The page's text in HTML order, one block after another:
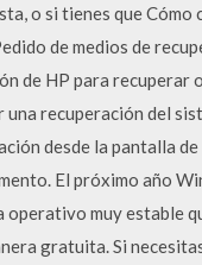
o si tienes que
de medios de
de HP para
recuperación del
desde la pantalla
El próximo año
operativo muy estable
gratuita. Si